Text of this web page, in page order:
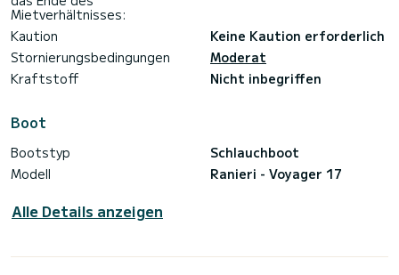
Mietverhältnisses:
Kaution
Keine Kaution erforderlich
Stornierungsbedingungen
Moderat
Kraftstoff
Nicht inbegriffen
Boot
Bootstyp
Schlauchboot
Modell
Ranieri - Voyager 17
Alle Details anzeigen